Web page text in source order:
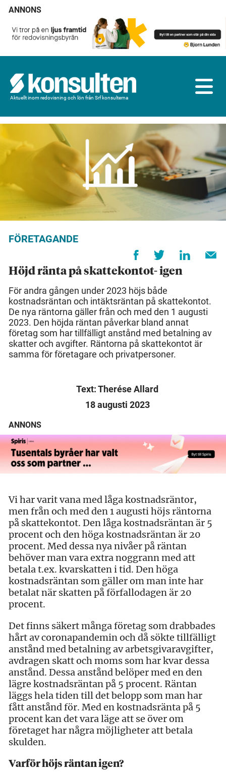
ANNONS
Aktuellt inom redovisning och lön från Srf konsulterna
FÖRETAGANDE
Höjd ränta på skattekontot- igen
För andra gången under 2023 höjs både
kostnadsräntan och intäktsräntan på skattekontot.
De nya räntorna gäller från och med den 1 augusti
2023. Den höjda räntan påverkar bland annat
företag som har tillfälligt anstånd med betalning av
skatter och avgifter. Räntorna på skattekontot är
samma för företagare och privatpersoner.
Text: Therése Allard
18 augusti 2023
ANNONS
Vi har varit vana med låga kostnadsräntor,
men från och med den 1 augusti höjs räntorna
på skattekontot. Den låga kostnadsräntan är 5
procent och den höga kostnadsräntan är 20
procent. Med dessa nya nivåer på räntan
behöver man vara extra noggrann med att
betala t.ex. kvarskatten i tid. Den höga
kostnadsräntan som gäller om man inte har
betalat när skatten på förfallodagen är 20
procent.
Det finns säkert många företag som drabbades
hårt av coronapandemin och då sökte tillfälligt
anstånd med betalning av arbetsgivaravgifter,
avdragen skatt och moms som har kvar dessa
anstånd. Dessa anstånd belöper med en den
lägre kostnadsräntan på 5 procent. Räntan
läggs hela tiden till det belopp som man har
fått anstånd för. Med en kostnadsränta på 5
procent kan det vara läge att se över om
företaget har några möjligheter att betala
skulden.
Varför höjs räntan igen?